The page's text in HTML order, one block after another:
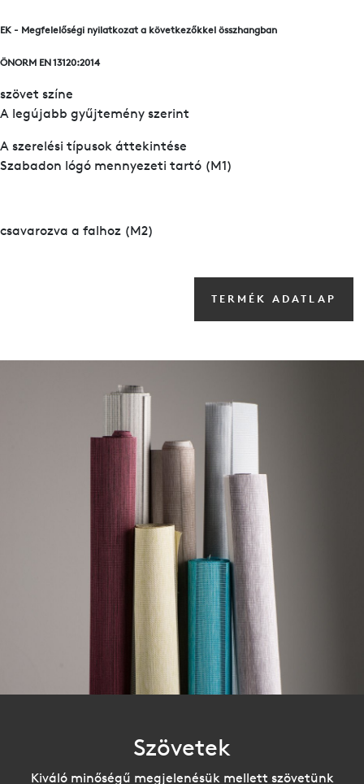
EK - Megfelelőségi nyilatkozat a következőkkel összhangban
ÖNORM EN 13120:2014
szövet színe
A legújabb gyűjtemény szerint
A szerelési típusok áttekintése
Szabadon lógó mennyezeti tartó (M1)
csavarozva a falhoz (M2)
TERMÉK ADATLAP
Szövetek
Kiváló minőségű megjelenésük mellett szövetünk